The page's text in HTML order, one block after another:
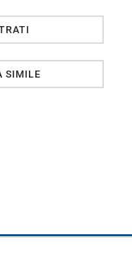
SIMILE